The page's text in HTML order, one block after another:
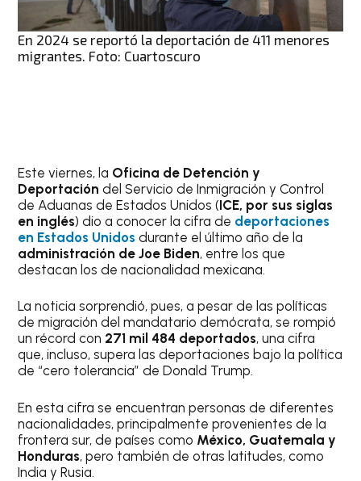
En 2024 se reportó la deportación de 411 menores
migrantes. Foto: Cuartoscuro
Este viernes, la Oficina de Detención y
Deportación del Servicio de Inmigración y Control
de Aduanas de Estados Unidos (ICE, por sus siglas
en inglés) dio a conocer la cifra de deportaciones
en Estados Unidos durante el último año de la
administración de Joe Biden, entre los que
destacan los de nacionalidad mexicana.
La noticia sorprendió, pues, a pesar de las políticas
de migración del mandatario demócrata, se rompió
un récord con 271 mil 484 deportados, una cifra
que, incluso, supera las deportaciones bajo la política
de “cero tolerancia” de Donald Trump.
En esta cifra se encuentran personas de diferentes
nacionalidades, principalmente provenientes de la
frontera sur, de países como México, Guatemala y
Honduras, pero también de otras latitudes, como
India y Rusia.